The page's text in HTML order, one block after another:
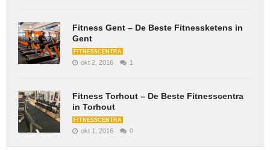
Fitness Gent – De Beste Fitnessketens in
Gent
FITNESSCENTRA
okt 2, 2016 1
Fitness Torhout – De Beste Fitnesscentra
in Torhout
FITNESSCENTRA
okt 1, 2016 0